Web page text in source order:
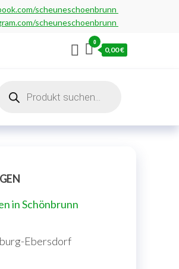
scheuneschoenbrunn
scheuneschoenbrunn
0
0,00 €
search
in Schönbrunn
Ebersdorf